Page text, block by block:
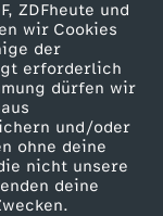
ZDFheute und
wir Cookies
der
erforderlich
dürfen wir
und/oder
ohne deine
nicht unsere
deine
ZDF